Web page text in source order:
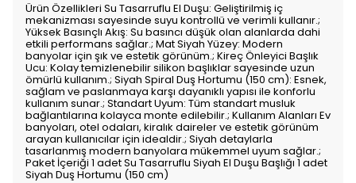
Ürün Özellikleri Su Tasarruflu El Duşu: Geliştirilmiş iç
mekanizması sayesinde suyu kontrollü ve verimli kullanır.;
Yüksek Basınçlı Akış: Su basıncı düşük olan alanlarda dahi
etkili performans sağlar.; Mat Siyah Yüzey: Modern
banyolar için şık ve estetik görünüm.; Kireç Önleyici Başlık
Ucu: Kolay temizlenebilir silikon başlıklar sayesinde uzun
ömürlü kullanım.; Siyah Spiral Duş Hortumu (150 cm): Esnek,
sağlam ve paslanmaya karşı dayanıklı yapısı ile konforlu
kullanım sunar.; Standart Uyum: Tüm standart musluk
bağlantılarına kolayca monte edilebilir.; Kullanım Alanları Ev
banyoları, otel odaları, kiralık daireler ve estetik görünüm
arayan kullanıcılar için idealdir.; Siyah detaylarla
tasarlanmış modern banyolara mükemmel uyum sağlar.;
Paket İçeriği 1 adet Su Tasarruflu Siyah El Duşu Başlığı 1 adet
Siyah Duş Hortumu (150 cm)